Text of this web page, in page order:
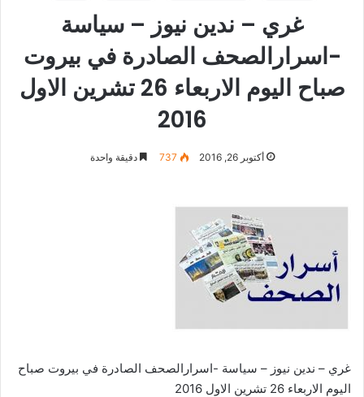
غري – ندين نيوز – سياسة
-اسرارالصحف الصادرة في بيروت
صباح اليوم الاربعاء 26 تشرين الاول
2016
أكتوبر 26, 2016 737 دقيقة واحدة
غري – ندين نيوز – سياسة -اسرارالصحف الصادرة في بيروت صباح
اليوم الاربعاء 26 تشرين الاول 2016